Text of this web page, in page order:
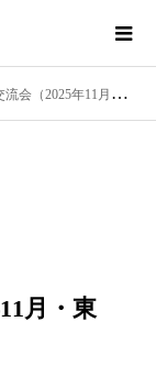
年11月・東京）※終了しました
月・東